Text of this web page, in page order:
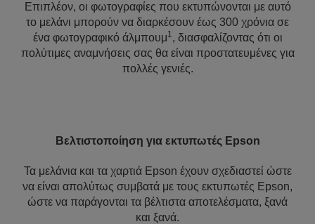
Επιπλέον, οι φωτογραφίες που εκτυπώνονται με αυτό
το μελάνι μπορούν να διαρκέσουν έως 300 χρόνια σε
ένα φωτογραφικό άλμπουμ1, διασφαλίζοντας ότι οι
πολύτιμες αναμνήσεις σας θα είναι προστατευμένες για
πολλές γενιές.
Βελτιστοποίηση για εκτυπωτές Epson
Τα μελάνια και τα χαρτιά Epson έχουν σχεδιαστεί ώστε
να είναι απολύτως συμβατά με τους εκτυπωτές Epson,
ώστε να παράγονται τα βέλτιστα αποτελέσματα, ξανά
και ξανά.